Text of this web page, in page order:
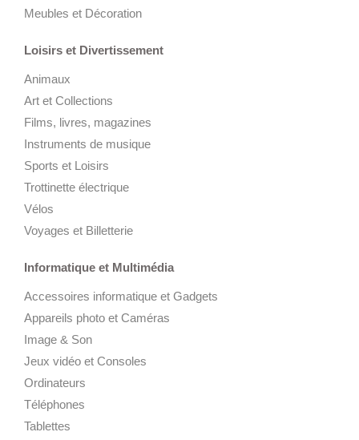
Meubles et Décoration
Loisirs et Divertissement
Animaux
Art et Collections
Films, livres, magazines
Instruments de musique
Sports et Loisirs
Trottinette électrique
Vélos
Voyages et Billetterie
Informatique et Multimédia
Accessoires informatique et Gadgets
Appareils photo et Caméras
Image & Son
Jeux vidéo et Consoles
Ordinateurs
Téléphones
Tablettes